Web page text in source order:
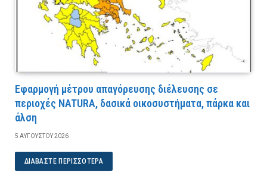
Εφαρμογή μέτρου απαγόρευσης διέλευσης σε
περιοχές NATURA, δασικά οικοσυστήματα, πάρκα και
άλση
5 ΑΥΓΟΎΣΤΟΥ 2026
ΔΙΑΒΆΣΤΕ ΠΕΡΙΣΣΌΤΕΡΑ